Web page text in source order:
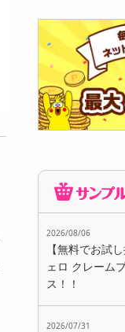
2026/08/06
【無料でお試
ェロ クレーム
ス！！
2026/07/31